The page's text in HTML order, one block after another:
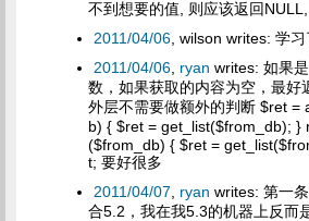
不到想要的值, 则应该返回NULL,
2011/04/06 , wilson writes: 学习
2011/04/06 ryan writes: 如果
数，如果获取的内容为空，最好
外层不需要做额外的判断 $ret =
b) { $ret = get_list($from_db); }
($from_db) { $ret =
t; 要好很多
2011/04/07
ryan writes: 第一
合5.2，我在我5.3的机器上反而